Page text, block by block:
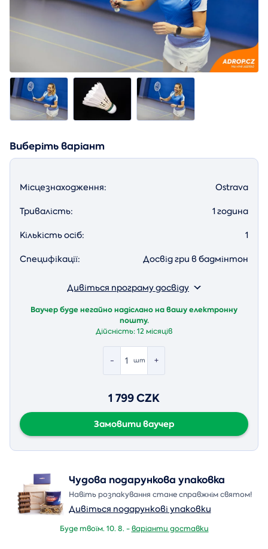
Виберіть варіант
Місцезнаходження: Ostrava
Тривалість: 1 година
Кількість осіб: 1
Специфікації: Досвід гри в бадмінтон
Дивіться програму досвіду
Ваучер буде негайно надіслано на вашу електронну
пошту.
Дійсність:12 місяців
- +
шт
1 799 CZK
Замовити ваучер
Чудова подарункова упаковка
Навіть розпакування стане справжнім святом!
Дивіться подарункові упаковки
Буде твоїм. 10. 8. -варіанти доставки